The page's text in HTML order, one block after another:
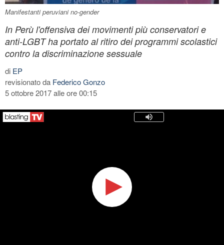
Manifestanti peruviani no-gender
In Perù l'offensiva dei movimenti più conservatori e
anti-LGBT ha portato al ritiro dei programmi scolastici
contro la discriminazione sessuale
di EP
revisionato da Federico Gonzo
5 ottobre 2017 alle ore 00:15